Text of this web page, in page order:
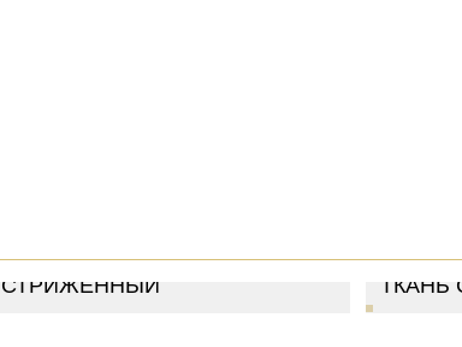
ТКАНЬ ВЕЛСОФТ ЛАЙТ
СТРИЖЕННЫЙ
ТКАНЬ